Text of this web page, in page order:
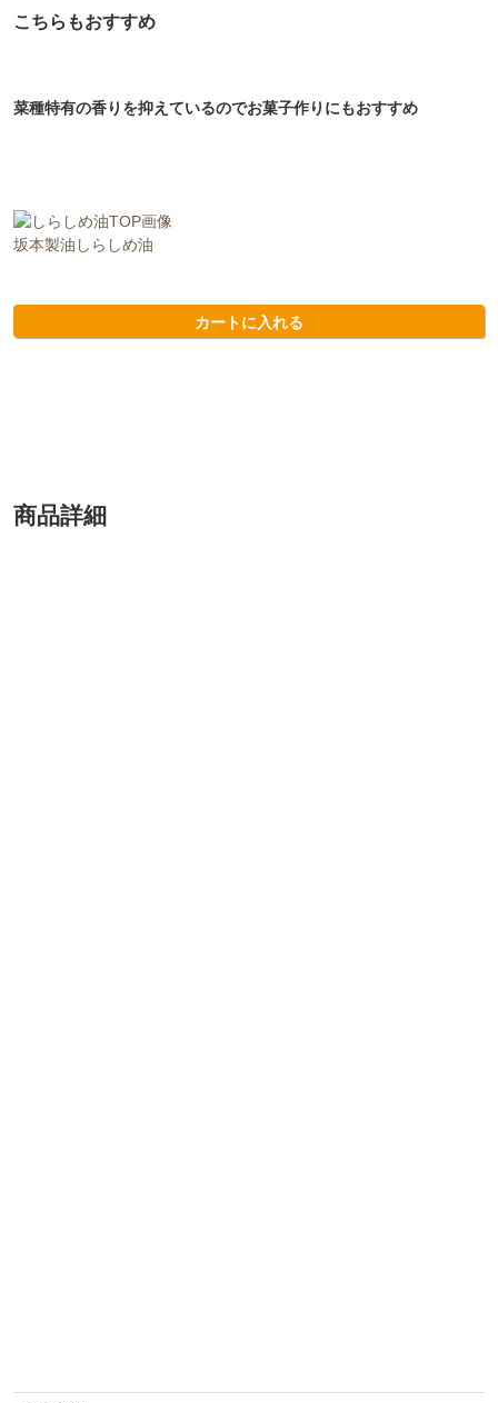
こちらもおすすめ
菜種特有の香りを抑えているのでお菓子作りにもおすすめ
坂本製油しらしめ油
カートに入れる
商品詳細